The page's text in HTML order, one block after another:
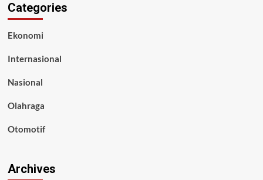
Categories
Ekonomi
Internasional
Nasional
Olahraga
Otomotif
Archives